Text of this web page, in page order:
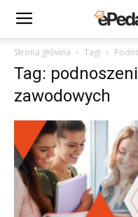
Strona główna Tagi
Tag:
zawodowych